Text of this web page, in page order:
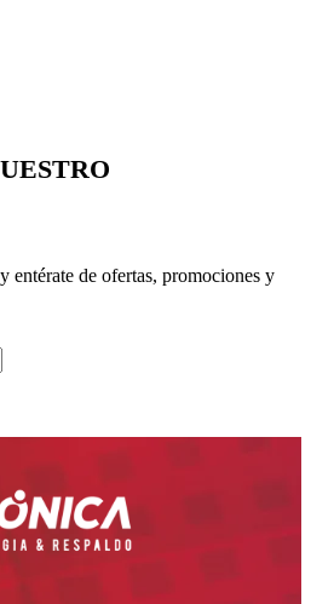
entérate de ofertas, promociones y